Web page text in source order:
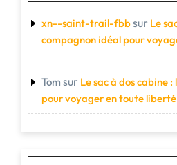
xn--saint-trail-fbbsur Le
compagnon idéal pour
Tom sur Le sac à dos cabine
pour voyager en toute liberté